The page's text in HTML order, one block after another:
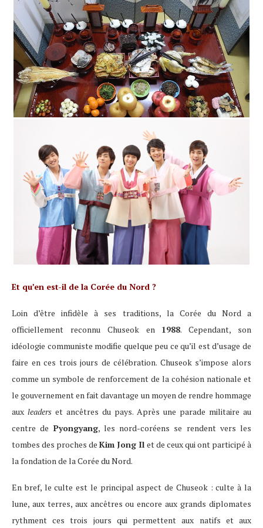
Et qu’en est-il de la Corée du Nord ?
Loin d’être infidèle à ses traditions, la Corée du Nord a
officiellement reconnu Chuseok en 1988. Cependant, son
idéologie communiste modifie quelque peu ce qu’il est d’usage de
faire en ces trois jours de célébration. Chuseok s’impose alors
comme un symbole de renforcement de la cohésion nationale et
le gouvernement en fait davantage un moyen de rendre hommage
aux leaders et ancêtres du pays. Après une parade militaire au
centre de Pyongyang, les nord-coréens se rendent vers les
tombes des proches deKim Jong Il et de ceux qui ont participé à
la fondation de la Corée du Nord.
En bref, le culte est le principal aspect de Chuseok : culte à la
lune, aux terres, aux ancêtres ou encore aux grands diplomates
rythment ces trois jours qui permettent aux natifs et aux